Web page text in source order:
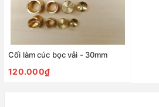
Cối làm cúc bọc vải - 30mm
120.000₫